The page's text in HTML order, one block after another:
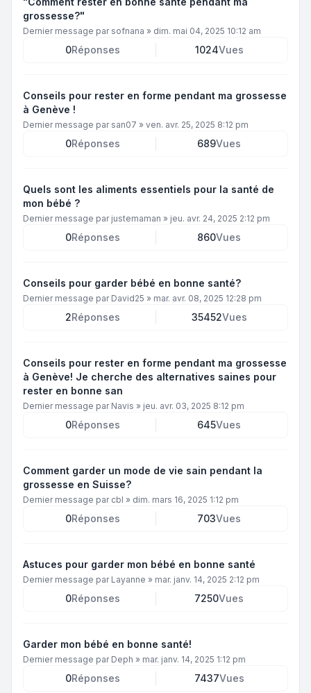
grossesse?"
Dernier message par sofnana » dim. mai 04, 2025 10:12 am
0Réponses 1024Vues
Conseils pour rester en forme pendant ma grossesse
à Genève !
Dernier message par san07 » ven. avr. 25, 2025 8:12 pm
0Réponses 689Vues
Quels sont les aliments essentiels pour la santé de
mon bébé ?
Dernier message par justemaman » jeu. avr. 24, 2025 2:12 pm
0Réponses 860Vues
Conseils pour garder bébé en bonne santé?
Dernier message par David25 » mar. avr. 08, 2025 12:28 pm
2Réponses 35452Vues
Conseils pour rester en forme pendant ma grossesse
à Genève! Je cherche des alternatives saines pour
rester en bonne san
Dernier message par Navis » jeu. avr. 03, 2025 8:12 pm
0Réponses 645Vues
Comment garder un mode de vie sain pendant la
grossesse en Suisse?
Dernier message par cbl » dim. mars 16, 2025 1:12 pm
0Réponses 703Vues
Astuces pour garder mon bébé en bonne santé
Dernier message par Layanne » mar. janv. 14, 2025 2:12 pm
0Réponses 7250Vues
Garder mon bébé en bonne santé!
Dernier message par Deph » mar. janv. 14, 2025 1:12 pm
0Réponses 7437Vues